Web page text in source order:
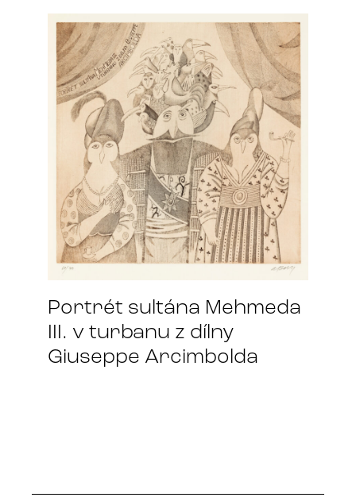
Portrét sultána Mehmeda
III. v turbanu z dílny
Giuseppe Arcimbolda